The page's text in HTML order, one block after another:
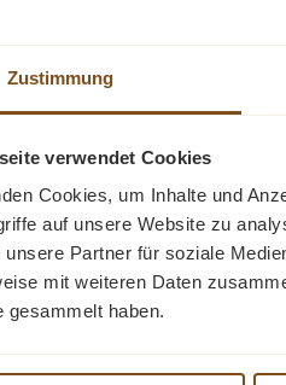
Zustimmung
verwendet Cookies
Cookies, um Inhalte und
auf unsere Website zu
unsere Partner für soziale
mit weiteren Daten
gesammelt haben.
Ästhetik.
Der ober und untere Teil
50 cm